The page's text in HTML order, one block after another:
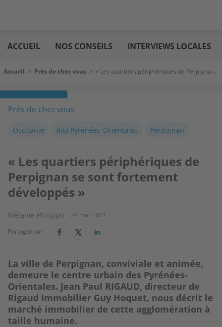
au
contenu
immo
ACCUEIL NOS CONSEILS INTERVIEWS LOCALES
Fil d'Ariane
Accueil > Près de chez vous > « Les quartiers périphériques de Perpignan se sont fortement développés »
Près de chez vous
Occitanie (66) Pyrénées-Orientales Perpignan
« Les quartiers périphériques de
Perpignan se sont fortement
développés »
Mélanie Philippo
24 mar 2021
Partager sur
La ville de Perpignan, conviviale et animée,
demeure le centre urbain des Pyrénées-
Orientales. Jean Paul RIGAUD, directeur de
Rigaud Immobilier Guy Hoquet, nous décrit le
marché immobilier de cette agglomération à
taille humaine.